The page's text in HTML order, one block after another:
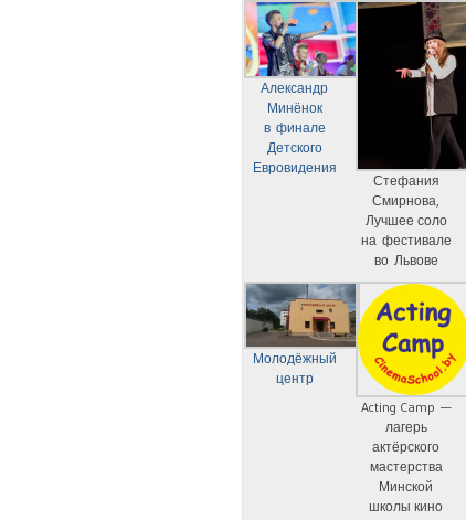
Александр
Минёнок
в финале
Детского
Евровидения
Стефания
Смирнова,
Лучшее соло
на фестивале
во Львове
Молодёжный
центр
Acting Camp —
лагерь
актёрского
мастерства
Минской
школы кино